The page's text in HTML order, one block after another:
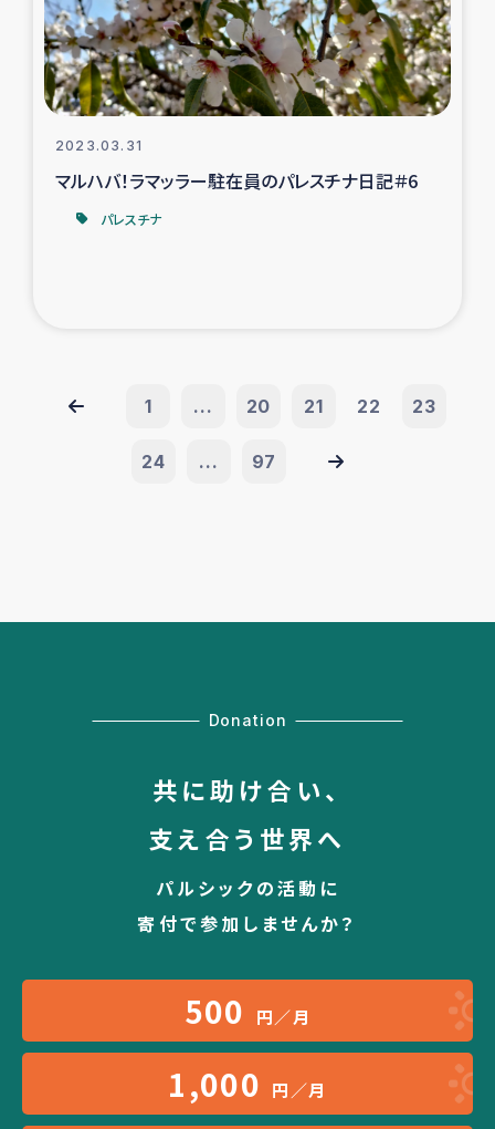
2023.03.31
マルハバ！ラマッラー駐在員のパレスチナ日記＃6
パレスチナ
1 ... 20 21 22 23
24 ... 97
Donation
共に助け合い、
支え合う世界へ
パルシックの活動に
寄付で参加しませんか？
500 円／月
1,000 円／月